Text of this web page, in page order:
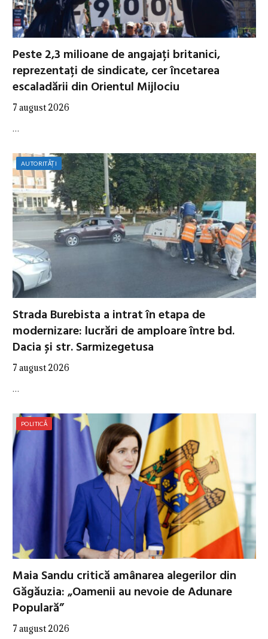
Peste 2,3 milioane de angajați britanici,
reprezentați de sindicate, cer încetarea
escaladării din Orientul Mijlociu
7 august 2026
…
AUTORITĂȚI
Strada Burebista a intrat în etapa de
modernizare: lucrări de amploare între bd.
Dacia și str. Sarmizegetusa
7 august 2026
…
POLITICĂ
Maia Sandu critică amânarea alegerilor din
Găgăuzia: „Oamenii au nevoie de Adunare
Populară”
7 august 2026